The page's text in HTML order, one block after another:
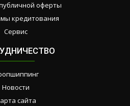
оферты
кредитования
Сервис
Новости
сайта